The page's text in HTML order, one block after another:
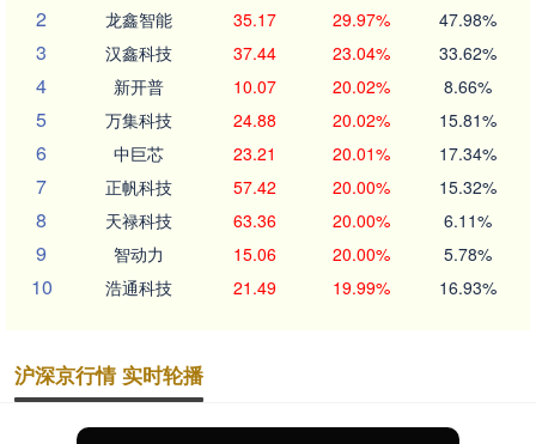
2 龙鑫智能 35.17 29.97% 47.98%
3 汉鑫科技 37.44 23.04% 33.62%
4 新开普 10.07 20.02% 8.66%
5 万集科技 24.88 20.02% 15.81%
6 中巨芯 23.21 20.01% 17.34%
7 正帆科技 57.42 20.00% 15.32%
8 天禄科技 63.36 20.00% 6.11%
9 智动力 15.06 20.00% 5.78%
10 浩通科技 21.49 19.99% 16.93%
沪深京行情 实时轮播